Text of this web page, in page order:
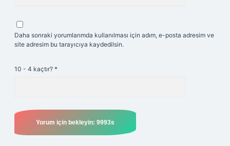
Daha sonraki yorumlarımda kullanılması için adım, e-posta adresim ve
site adresim bu tarayıcıya kaydedilsin.
10 - 4 kaçtır? *